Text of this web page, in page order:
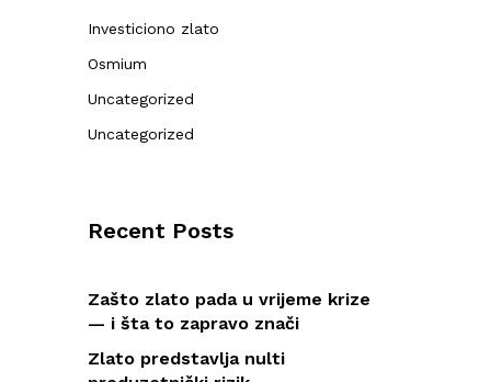
Investiciono zlato
Osmium
Uncategorized
Uncategorized
Recent Posts
Zašto zlato pada u vrijeme krize
— i šta to zapravo znači
Zlato predstavlja nulti